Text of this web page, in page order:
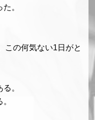
。
この何気ない1日がと
。